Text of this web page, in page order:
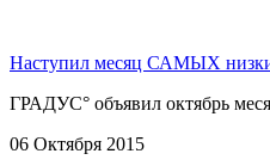
Наступил месяц САМЫХ
ГРАДУС° объявил октябрь
06 Октября 2015